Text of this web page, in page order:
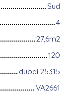
Sud
4
27,6m2
120
dubai 25315
VA2661